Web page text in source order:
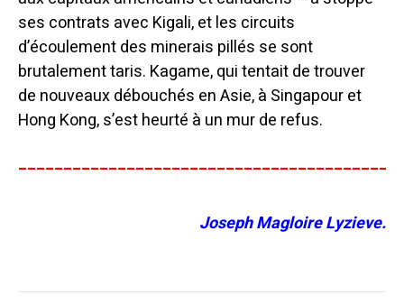
ses contrats avec Kigali, et les circuits
d’écoulement des minerais pillés se sont
brutalement taris. Kagame, qui tentait de trouver
de nouveaux débouchés en Asie, à Singapour et
Hong Kong, s’est heurté à un mur de refus.
Joseph Magloire Lyzieve.